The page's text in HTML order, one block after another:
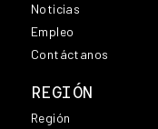
Noticias
Empleo
Contáctanos
REGIÓN
Región